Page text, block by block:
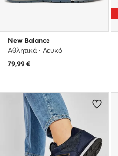
New Balance
Αθλητικά · Λευκό
79,99 €